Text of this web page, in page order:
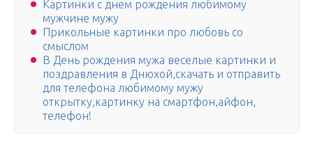
Картинки с днем рождения любимому
мужчине мужу
Прикольные картинки про любовь со
смыслом
В День рождения мужа веселые картинки и
поздравления в Днюхой,скачать и отправить
для телефона любимому мужу
открытку,картинку на смартфон,айфон,
телефон!